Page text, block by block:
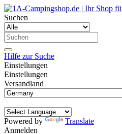
Suchen
Hilfe zur Suche
Einstellungen
Einstellungen
Versandland
Powered by
Translate
Anmelden